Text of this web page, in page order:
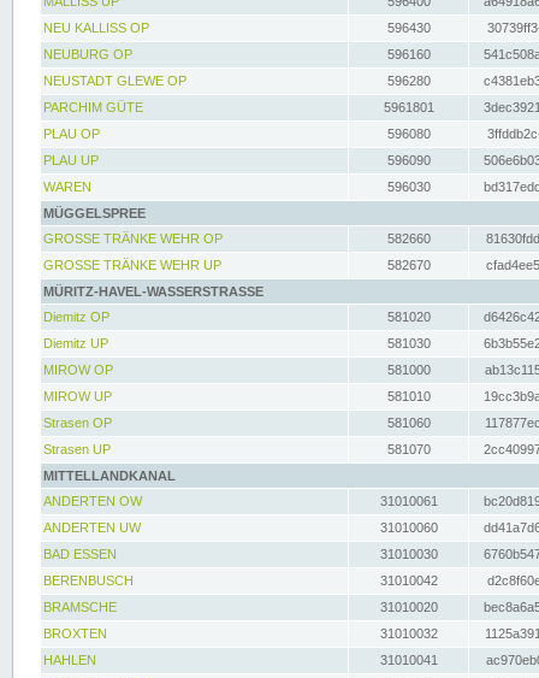
NEU KALLISS OP
596430
NEUBURG OP
596160
NEUSTADT GLEWE OP
596280
PARCHIM GÜTE
5961801
PLAU OP
596080
PLAU UP
596090
WAREN
596030
MÜGGELSPREE
GROSSE TRÄNKE WEHR OP
582660
GROSSE TRÄNKE WEHR UP
582670
MÜRITZ-HAVEL-WASSERSTRASSE
Diemitz OP
581020
Diemitz UP
581030
MIROW OP
581000
MIROW UP
581010
Strasen OP
581060
Strasen UP
581070
MITTELLANDKANAL
ANDERTEN OW
31010061
ANDERTEN UW
31010060
BAD ESSEN
31010030
BERENBUSCH
31010042
BRAMSCHE
31010020
BROXTEN
31010032
HAHLEN
31010041